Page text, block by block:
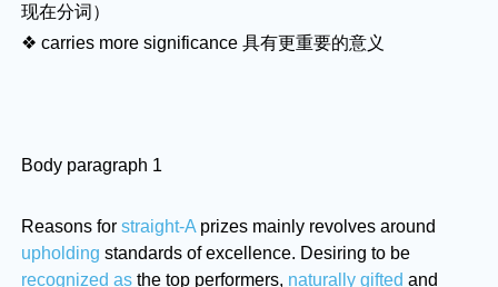
现在分词）
❖ carries more significance 具有更重要的意义
Body paragraph 1
Reasons forstraight-A prizes mainly revolves around
upholdingstandards of excellence. Desiring to be
recognized asthe top performers, naturally gifted and